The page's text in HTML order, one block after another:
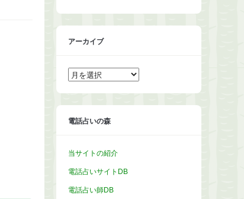
アーカイブ
ア
ー
イ
電話占いの森
当サイトの紹介
電話占いサイトDB
電話占い師DB